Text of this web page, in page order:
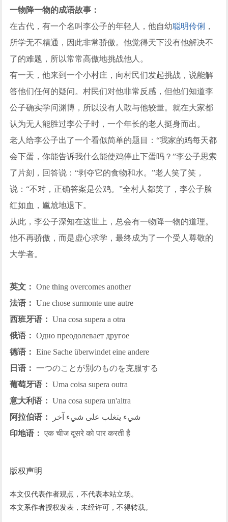
一物降一物的成语故事：
在古代，有一个名叫李公子的年轻人，他自幼聪明伶俐 ，
所学无不精通，因此非常骄傲。他觉得天下没有他解决不
了的难题，所以常常高傲地挑战他人。
有一天，他来到一个小村庄，向村民们发起挑战，说能解
答他们任何的疑问。村民们对他非常反感，但他们知道李
公子确实学问渊博，所以没有人敢与他较量。就在大家都
认为无人能胜过李公子时，一个年长的老人挺身而出。
老人给李公子出了一个看似简单的题目：“我家的鸡每天都
会下蛋，你能告诉我什么能使鸡停止下蛋吗？”李公子思索
了片刻，回答说：“剥夺它的食物和水。”老人笑了笑，
说：“不对，正确答案是公鸡。”全村人都笑了，李公子脸
红如血，尴尬地退下。
从此，李公子深知在这世上，总会有一物降一物的道理。
他不再骄傲，而是虚心求学，最终成为了一个受人尊敬的
大学者。
英文： One thing overcomes another
法语： Une chose surmonte une autre
西班牙语： Una cosa supera a otra
俄语： Одно преодолевает другое
德语： Eine Sache überwindet eine andere
日语： 一つのことが別のものを克服する
葡萄牙语： Uma coisa supera outra
意大利语： Una cosa supera un'altra
阿拉伯语：
شيء يتغلب على شيء آخر
印地语： एक चीज दूसरे को पार करती है
版权声明
本文仅代表作者观点，不代表本站立场。
本文系作者授权发表，未经许可，不得转载。